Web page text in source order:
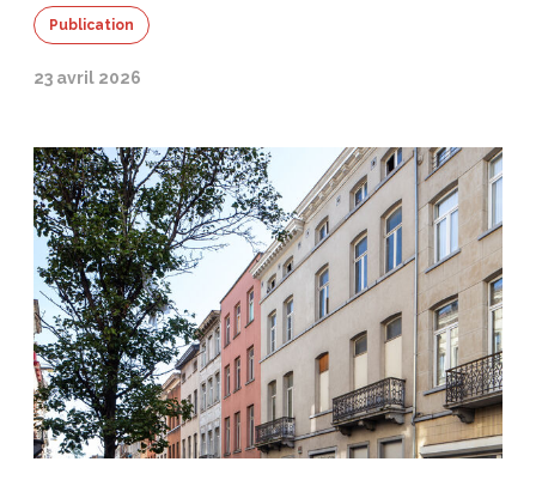
Publication
23 avril 2026